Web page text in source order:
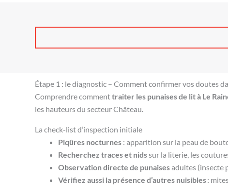
Étape 1 : le diagnostic – Comment confirmer vos doutes
Comprendre commenttraiter les punaises de lit à Le
les hauteurs du secteur Château.
La check-list d’inspection initiale
Piqûres nocturnes : apparition sur la peau de
Recherchez traces et nidssur la literie, les
Observation directe de punaisesadultes (insecte
Vérifiez aussi la présence d’autres nuisibles: